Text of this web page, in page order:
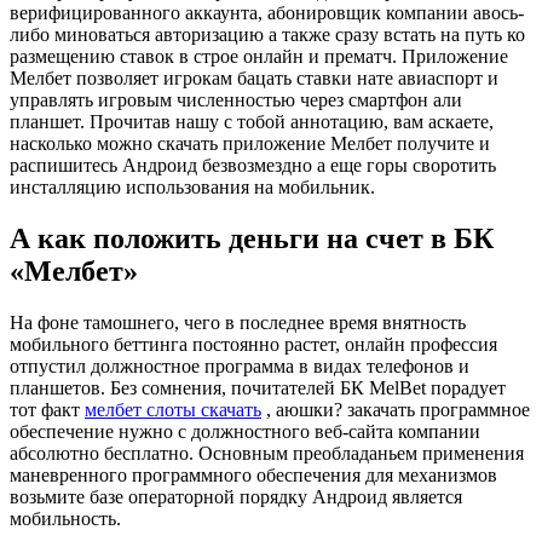
верифицированного аккаунта, абонировщик компании авось-
либо миноваться авторизацию а также сразу встать на путь ко
размещению ставок в строе онлайн и прематч. Приложение
Мелбет позволяет игрокам бацать ставки нате авиаспорт и
управлять игровым численностью через смартфон али
планшет. Прочитав нашу с тобой аннотацию, вам аскаете,
насколько можно скачать приложение Мелбет получите и
распишитесь Андроид безвозмездно а еще горы своротить
инсталляцию использования на мобильник.
А как положить деньги на счет в БК
«Мелбет»
На фоне тамошнего, чего в последнее время внятность
мобильного беттинга постоянно растет, онлайн профессия
отпустил должностное программа в видах телефонов и
планшетов. Без сомнения, почитателей БК MelBet порадует
тот факт мелбет слоты скачать , аюшки? закачать программное
обеспечение нужно с должностного веб-сайта компании
абсолютно бесплатно. Основным преобладаньем применения
маневренного программного обеспечения для механизмов
возьмите базе операторной порядку Андроид является
мобильность.